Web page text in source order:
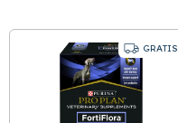
GRATIS